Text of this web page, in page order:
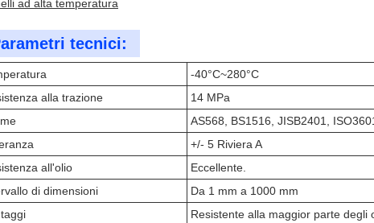
ad alta temperatura
tecnici:
-40°C~280°C
alla trazione
14 MPa
AS568, BS1516, JISB2401,
+/- 5 Riviera A
all'olio
Eccellente.
di dimensioni
Da 1 mm a 1000 mm
Resistente alla maggior parte degli